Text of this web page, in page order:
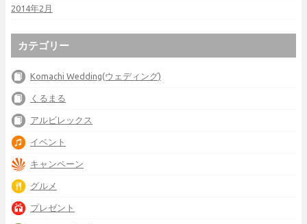
2014年2月
カテゴリー
Komachi Wedding(ウェディング)
くるまる
アルビレックス
イベント
キャンペーン
グルメ
プレゼント